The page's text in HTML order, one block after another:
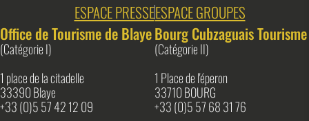
ESPACE PRESSEESPACE GROUPES
Office de Tourisme de Blaye
(Catégorie I)
1 place de la citadelle
33390 Blaye
+33 (0)5 57 42 12 09
Bourg Cubzaguais Tourisme
(Catégorie II)
1 Place de l'éperon
33710 BOURG
+33 (0)5 57 68 31 76